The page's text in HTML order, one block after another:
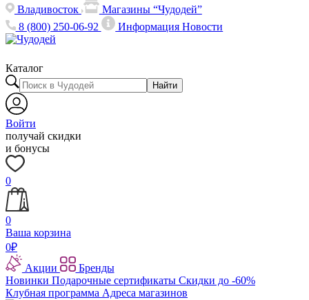
Владивосток
Магазины “Чудодей”
8 (800) 250-06-92
ИнформацияНовости
Каталог
Найти
Войти
получай скидки
и бонусы
0
0
Ваша корзина
0₽
Акции
Бренды
Новинки Подарочные сертификаты Скидки до -60%
Клубная программа Адреса магазинов